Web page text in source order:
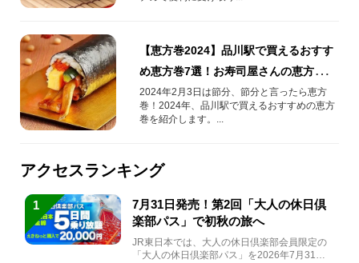
【恵方巻2024】品川駅で買えるおすす
め恵方巻7選！お寿司屋さんの恵方巻や
肉たっぷりの恵方巻！
2024年2月3日は節分、節分と言ったら恵方
巻！2024年、品川駅で買えるおすすめの恵方
巻を紹介します。...
アクセスランキング
1
7月31日発売！第2回「大人の休日倶
楽部パス」で初秋の旅へ
JR東日本では、大人の休日倶楽部会員限定の
「大人の休日倶楽部パス」を2026年7月31日